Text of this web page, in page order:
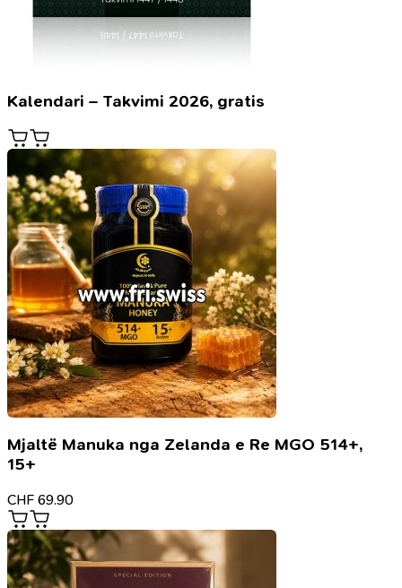
Kalendari – Takvimi 2026, gratis
Mjaltë Manuka nga Zelanda e Re MGO 514+,
15+
CHF 69.90